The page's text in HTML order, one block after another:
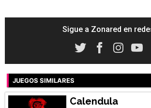
Sigue a Zonared en
JUEGOS SIMILARES
Calendula